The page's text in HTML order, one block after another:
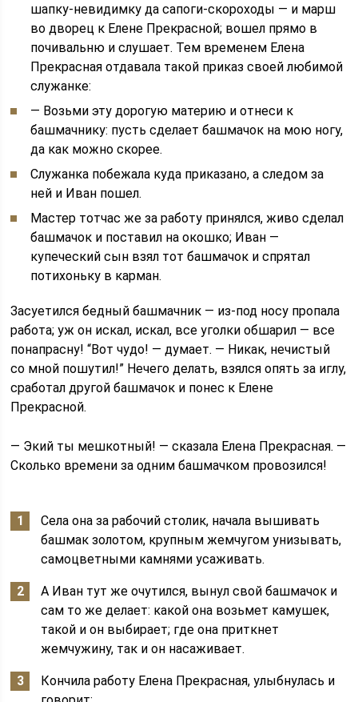
шапку-невидимку да сапоги-скороходы — и марш
во дворец к Елене Прекрасной; вошел прямо в
почивальню и слушает. Тем временем Елена
Прекрасная отдавала такой приказ своей любимой
служанке:
— Возьми эту дорогую материю и отнеси к
башмачнику: пусть сделает башмачок на мою ногу,
да как можно скорее.
Служанка побежала куда приказано, а следом за
ней и Иван пошел.
Мастер тотчас же за работу принялся, живо сделал
башмачок и поставил на окошко; Иван —
купеческий сын взял тот башмачок и спрятал
потихоньку в карман.
Засуетился бедный башмачник — из-под носу пропала
работа; уж он искал, искал, все уголки обшарил — все
понапрасну! “Вот чудо! — думает. — Никак, нечистый
со мной пошутил!” Нечего делать, взялся опять за иглу,
сработал другой башмачок и понес к Елене
Прекрасной.
— Экий ты мешкотный! — сказала Елена Прекрасная. —
Сколько времени за одним башмачком провозился!
Села она за рабочий столик, начала вышивать
башмак золотом, крупным жемчугом унизывать,
самоцветными камнями усаживать.
А Иван тут же очутился, вынул свой башмачок и
сам то же делает: какой она возьмет камушек,
такой и он выбирает; где она приткнет
жемчужину, так и он насаживает.
Кончила работу Елена Прекрасная, улыбнулась и